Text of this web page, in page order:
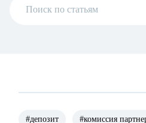
#депозит #комиссия